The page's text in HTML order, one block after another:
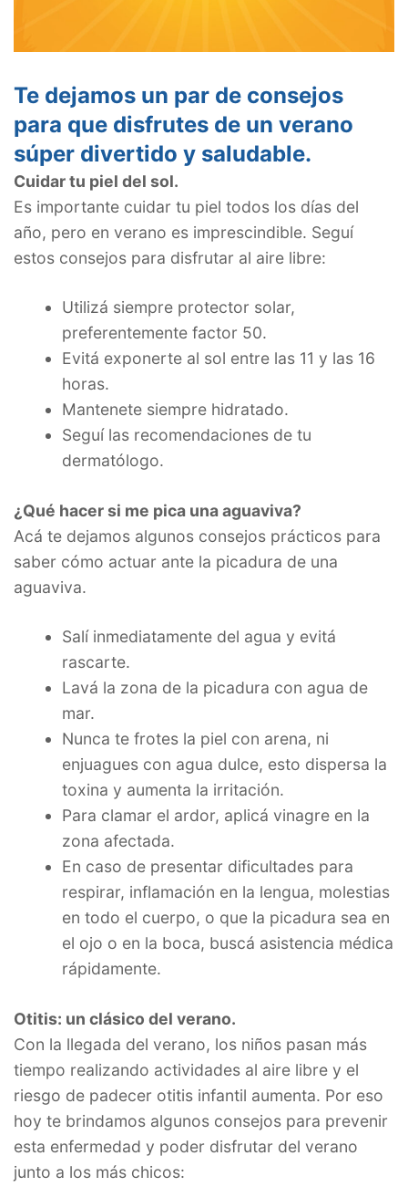
Te dejamos un par de consejos
para que disfrutes de un verano
súper divertido y saludable.
Cuidar tu piel del sol.
Es importante cuidar tu piel todos los días del
año, pero en verano es imprescindible. Seguí
estos consejos para disfrutar al aire libre:
Utilizá siempre protector solar,
preferentemente factor 50.
Evitá exponerte al sol entre las 11 y las 16
horas.
Mantenete siempre hidratado.
Seguí las recomendaciones de tu
dermatólogo.
¿Qué hacer si me pica una aguaviva?
Acá te dejamos algunos consejos prácticos para
saber cómo actuar ante la picadura de una
aguaviva.
Salí inmediatamente del agua y evitá
rascarte.
Lavá la zona de la picadura con agua de
mar.
Nunca te frotes la piel con arena, ni
enjuagues con agua dulce, esto dispersa la
toxina y aumenta la irritación.
Para clamar el ardor, aplicá vinagre en la
zona afectada.
En caso de presentar dificultades para
respirar, inflamación en la lengua, molestias
en todo el cuerpo, o que la picadura sea en
el ojo o en la boca, buscá asistencia médica
rápidamente.
Otitis: un clásico del verano.
Con la llegada del verano, los niños pasan más
tiempo realizando actividades al aire libre y el
riesgo de padecer otitis infantil aumenta. Por eso
hoy te brindamos algunos consejos para prevenir
esta enfermedad y poder disfrutar del verano
junto a los más chicos: